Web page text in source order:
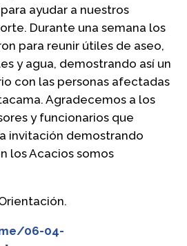
ayudar a nuestros
Durante una semana los
para reunir útiles de aseo,
y agua, demostrando así un
con las personas afectadas
Agradecemos a los
y funcionarios que
invitación demostrando
los Acacios somos
06-04-